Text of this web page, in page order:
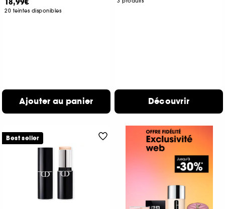
18,99€
20 teintes disponibles
Ajouter au panier Découvrir
Best seller